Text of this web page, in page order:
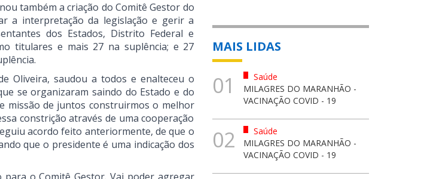
também a criação do Comitê Gestor do
a interpretação da legislação e gerir a
dos Estados, Distrito Federal e
titulares e mais 27 na suplência; e 27
Oliveira, saudou a todos e enalteceu o
se organizaram saindo do Estado e do
missão de juntos construirmos o melhor
constrição através de uma cooperação
acordo feito anteriormente, de que o
que o presidente é uma indicação dos
MAIS LIDAS
01
Saúde
MILAGRES DO MARANHÃO -
VACINAÇÃO COVID - 19
02
Saúde
MILAGRES DO MARANHÃO -
VACINAÇÃO COVID - 19